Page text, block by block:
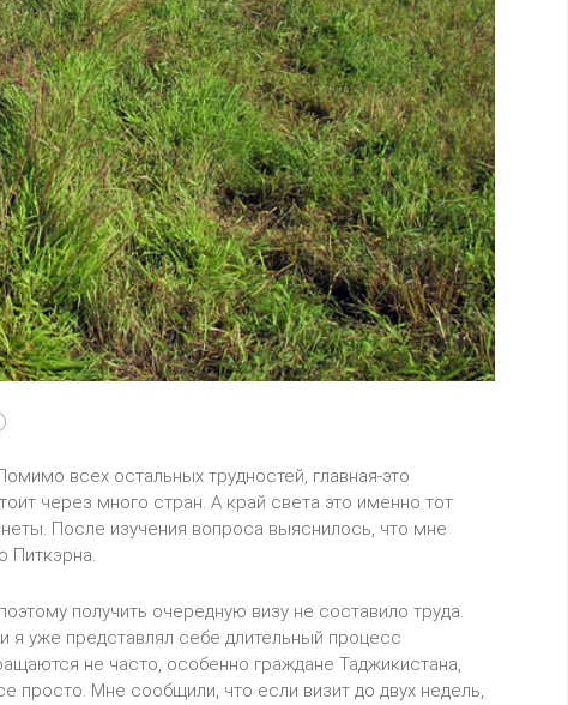
3y0z05
всех остальных трудностей, главная-это
через много стран. А край света это именно тот
После изучения вопроса выяснилось, что мне
Питкэрна.
получить очередную визу не составило труда.
я уже представлял себе длительный процесс
не часто, особенно граждане Таджикистана,
просто. Мне сообщили, что если визит до двух недель,